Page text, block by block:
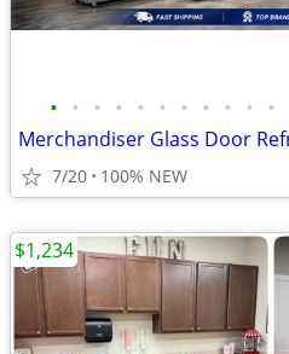
• • • • • • • • • • •
7/20 100% NEW
$1,234